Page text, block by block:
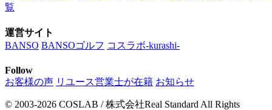
覧
運営サイト
BANSO BANSOゴルフ コスラボ-kurashi-
Follow
お客様の声 リユース営業士が在籍 お知らせ
© 2003-2026 COSLAB / 株式会社Real Standard All Rights